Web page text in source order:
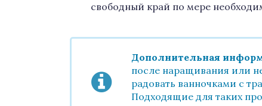
свободный край по мере
Дополнительная
после наращивания или
радовать ванночками с
Подходящие для таких